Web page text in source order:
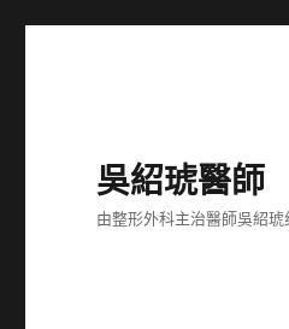
吳紹琥醫師
由整形外科主治醫師吳紹